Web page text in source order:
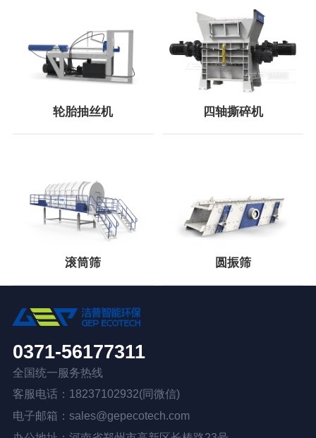
轮胎抽丝机 四轴撕碎机
滚筒筛 圆振筛
0371-56177311
全国统一服务热线
客服电话：18237102932(同微信)
电子邮箱：sales@gepecotech.com